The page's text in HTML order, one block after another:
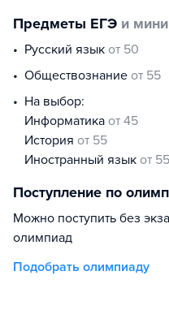
Предметы ЕГЭ и
русский язык от 50
обществознание от 55
На выбор:
информатика от 45
история от 55
иностранный язык от 55
Поступление по
Можно поступить без
олимпиад
Подобрать олимпиаду